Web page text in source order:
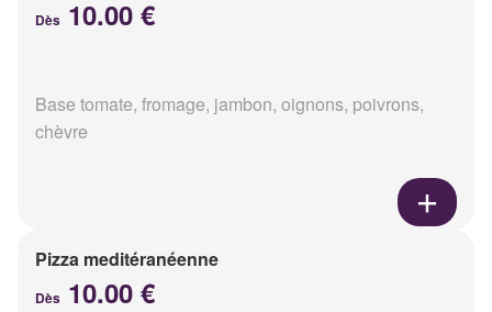
Dès 10.00 €
Base tomate, fromage, jambon, oignons, poivrons,
chèvre
Pizza meditéranéenne
Dès 10.00 €